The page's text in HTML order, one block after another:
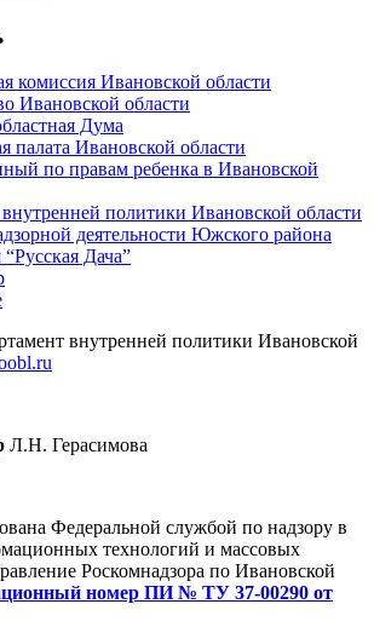
комиссия Ивановской области
Ивановской области
Дума
палата Ивановской области
по правам ребенка в Ивановской
политики Ивановской области
деятельности Южского района
Дача”
внутренней политики Ивановской
Л.Н. Герасимова
Федеральной службой по надзору в
технологий и массовых
Роскомнадзора по Ивановской
номер ПИ № ТУ 37-00290 от